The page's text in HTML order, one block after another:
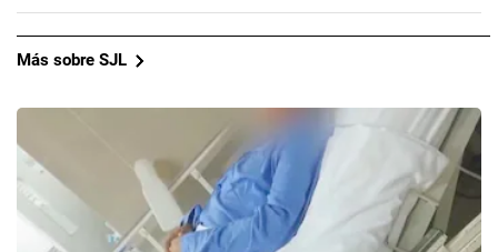
Más sobre SJL